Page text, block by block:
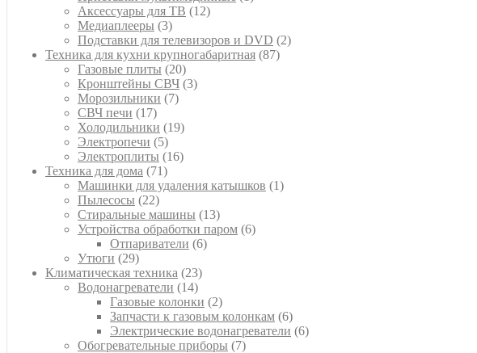
Аксессуары для ТВ 1212
Медиаплееры 33
товара
Подставки для телевизоров и DVD 22
Техника для кухни крупногабаритная 8787
Газовые плиты 2020
товаров
Кронштейны СВЧ 33
Морозильники 77
СВЧ печи 1717
товаров
Холодильники 1919
Электропечи 55
товаров
Электроплиты 1616
Техника для дома 7171
товар
Машинки для удаления катышков 11
Пылесосы 2222
товара
Стиральные машины 1313
товаров
Устройства обработки паром 66
Отпариватели 66
Утюги 2929
товаров
Климатическая техника 2323
товара
Водонагреватели 1414
товаров
Газовые колонки 22
товара
Запчасти к газовым колонкам 66
товаров
Электрические водонагреватели 66
Обогревательные приборы 77